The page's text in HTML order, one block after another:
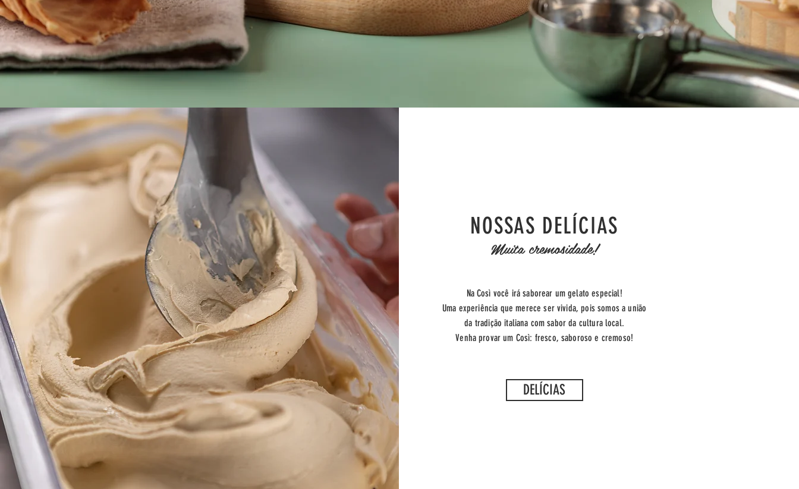
NOSSAS DELÍCIAS
Muita cremosidade!
Na Così você irásaborear um gelato especial!
Uma experiência que merece ser vivida,poissomos a união
da tradição italiana com sabor da cultura local.
Venha provar um Così: fresco, saboroso e cremoso!
DELÍCIAS